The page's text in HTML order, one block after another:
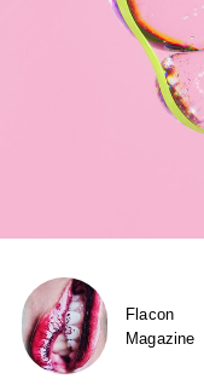
Flacon
Magazine